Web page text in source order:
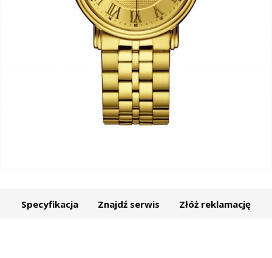
Specyfikacja Znajdź serwis Złóż reklamację